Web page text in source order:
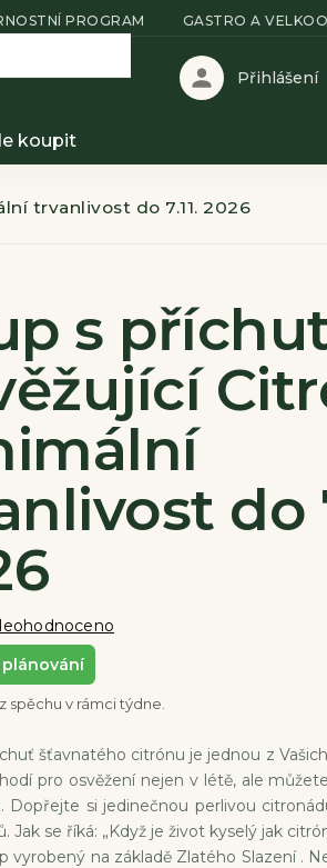
PROGRAM GASTRO A
Přihlášení
koupit
trvanlivost do 7.11. 2026
s
do
spěchu v rámci týdne.
šťavnatého citrónu je jednou z
pro osvěžení nejen v létě, ale
Dopřejte si jedinečnou perlivou
Jak se říká: „Když je život kyselý jak
vyrobený na základě Zlatého Slazení .